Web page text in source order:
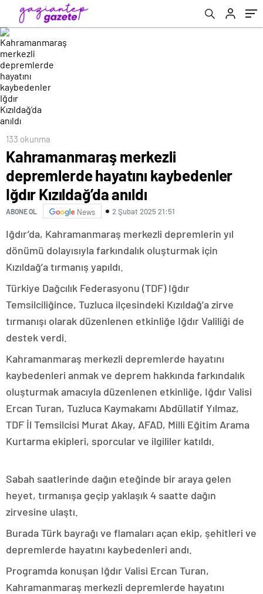
133 okunma
Kahramanmaraş merkezli
depremlerde hayatını kaybedenler
Iğdır Kızıldağ’da anıldı
ABONE OL News 2 Şubat 2025 21:51
Iğdır’da, Kahramanmaraş merkezli depremlerin yıl
dönümü dolayısıyla farkındalık oluşturmak için
Kızıldağ’a tırmanış yapıldı.
Türkiye Dağcılık Federasyonu (TDF) Iğdır
Temsilciliğince, Tuzluca ilçesindeki Kızıldağ’a zirve
tırmanışı olarak düzenlenen etkinliğe Iğdır Valiliği de
destek verdi.
Kahramanmaraş merkezli depremlerde hayatını
kaybedenleri anmak ve deprem hakkında farkındalık
oluşturmak amacıyla düzenlenen etkinliğe, Iğdır Valisi
Ercan Turan, Tuzluca Kaymakamı Abdüllatif Yılmaz,
TDF İl Temsilcisi Murat Akay, AFAD, Milli Eğitim Arama
Kurtarma ekipleri, sporcular ve ilgililer katıldı.
Sabah saatlerinde dağın eteğinde bir araya gelen
heyet, tırmanışa geçip yaklaşık 4 saatte dağın
zirvesine ulaştı.
Burada Türk bayrağı ve flamaları açan ekip, şehitleri ve
depremlerde hayatını kaybedenleri andı.
Programda konuşan Iğdır Valisi Ercan Turan,
Kahramanmaraş merkezli depremlerde hayatını